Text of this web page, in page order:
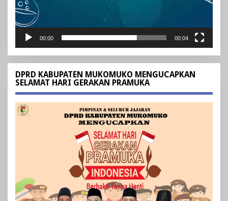
00:00 00:04
DPRD KABUPATEN MUKOMUKO MENGUCAPKAN
SELAMAT HARI GERAKAN PRAMUKA